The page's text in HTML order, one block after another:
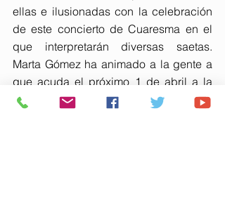
ellas e ilusionadas con la celebración
de este concierto de Cuaresma en el
que interpretarán diversas saetas.
Marta Gómez ha animado a la gente a
que acuda el próximo 1 de abril a la
Casa Colón y sigan “acudiendo a este